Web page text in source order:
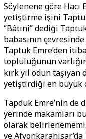
Söylenene göre Hacı
yetiştirme işini
“Bâtınî” dediği
babasının
Taptuk Emre’den
topluluğunun
kırk yıl odun
yetiştirdiği en büyük
Tapduk Emre’nin de
yerinde makamları
olarak
ve